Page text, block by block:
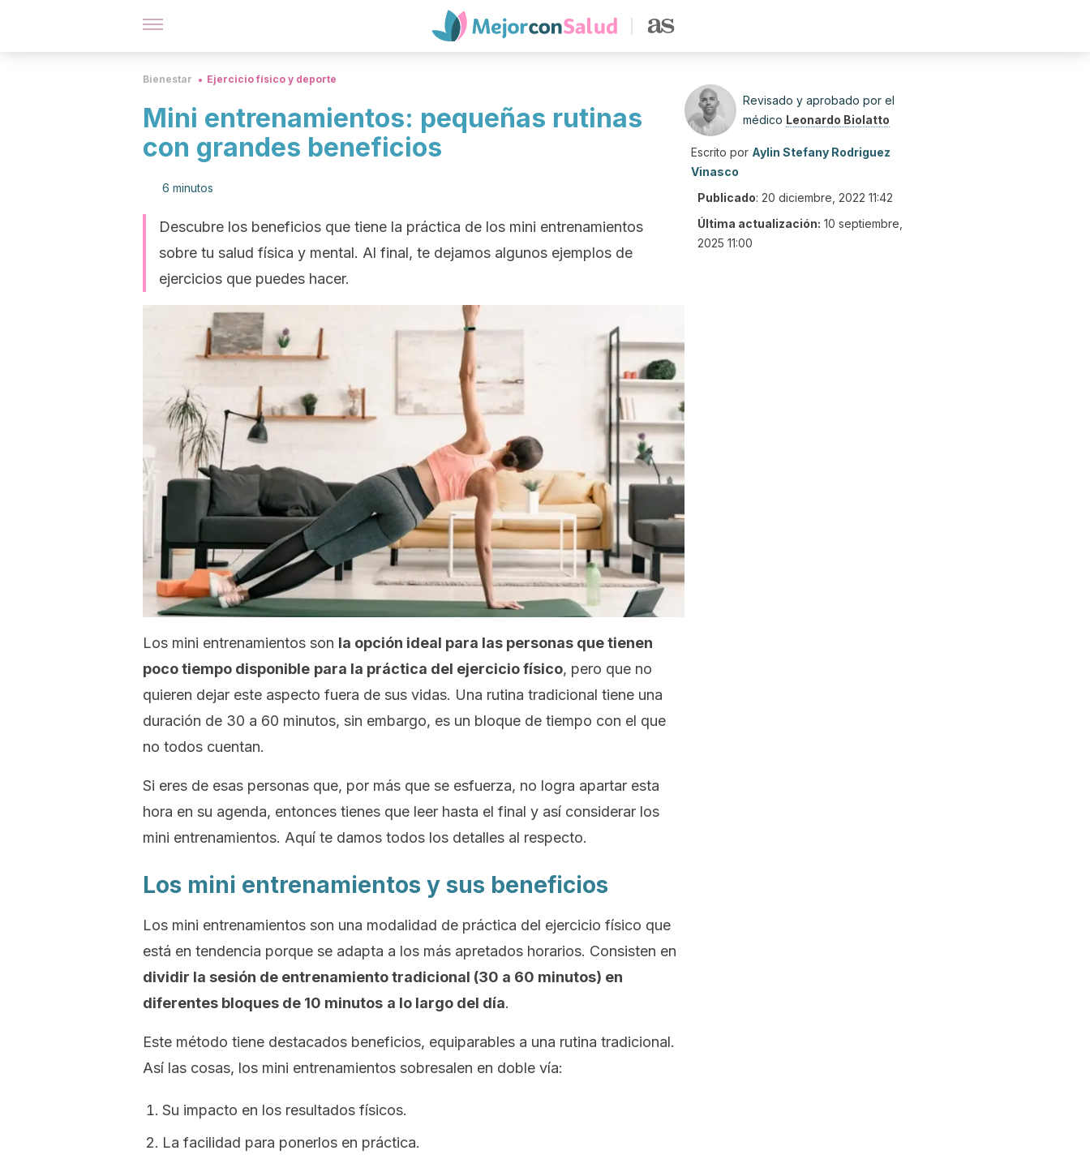
Bienestar Ejercicio físico y deporte
Mini entrenamientos: pequeñas rutinas
con grandes beneficios
6 minutos
Descubre los beneficios que tiene la práctica de los mini entrenamientos
sobre tu salud física y mental. Al final, te dejamos algunos ejemplos de
ejercicios que puedes hacer.
Los mini entrenamientos son la opción ideal para las personas que tienen
poco tiempo disponible para la práctica del ejercicio físico, pero que no
quieren dejar este aspecto fuera de sus vidas. Una rutina tradicional tiene una
duración de 30 a 60 minutos, sin embargo, es un bloque de tiempo con el que
no todos cuentan.
Si eres de esas personas que, por más que se esfuerza, no logra apartar esta
hora en su agenda, entonces tienes que leer hasta el final y así considerar los
mini entrenamientos. Aquí te damos todos los detalles al respecto.
Los mini entrenamientos y sus beneficios
Los mini entrenamientos son una modalidad de práctica del ejercicio físico que
está en tendencia porque se adapta a los más apretados horarios. Consisten en
dividir la sesión de entrenamiento tradicional (30 a 60 minutos) en
diferentes bloques de 10 minutos a lo largo del día.
Este método tiene destacados beneficios, equiparables a una rutina tradicional.
Así las cosas, los mini entrenamientos sobresalen en doble vía:
Su impacto en los resultados físicos.
La facilidad para ponerlos en práctica.
Revisado y aprobado por el
médico Leonardo Biolatto
Escrito por Aylin Stefany Rodriguez
Vinasco
Publicado: 20 diciembre, 2022 11:42
Última actualización: 10 septiembre,
2025 11:00